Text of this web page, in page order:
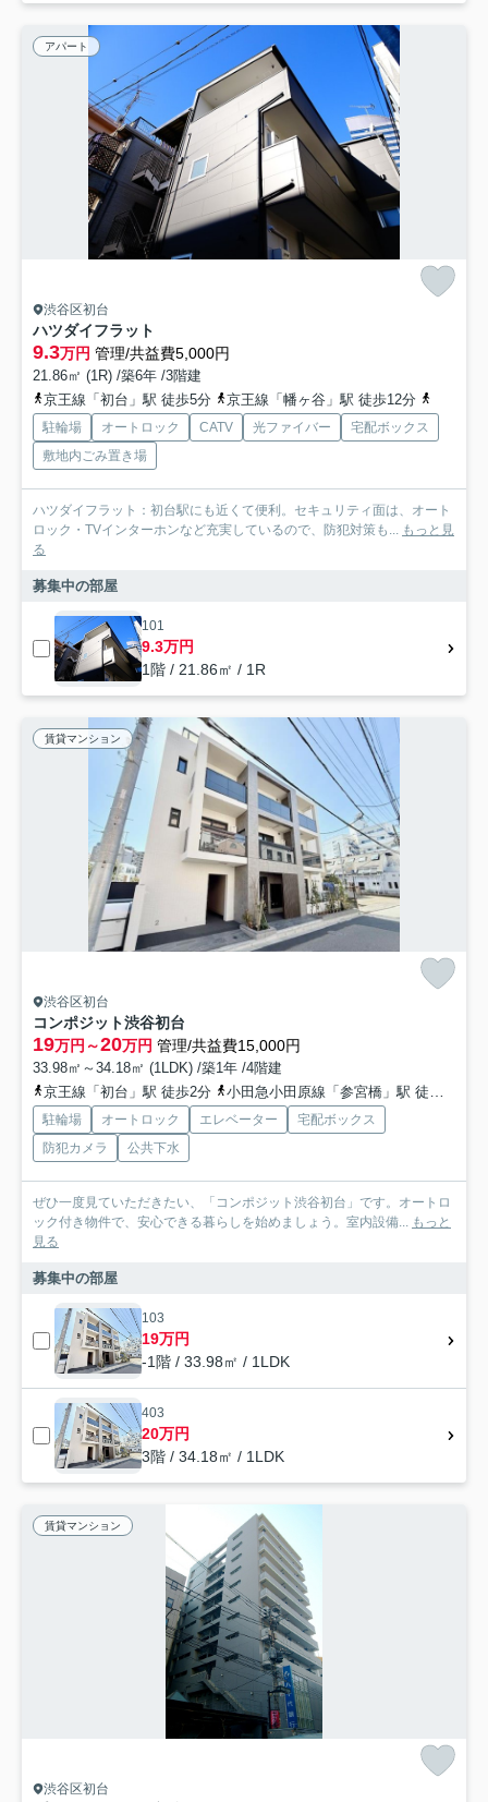
アパート
渋谷区初台
ハツダイフラット
9.3万円 管理/共益費5,000円
21.86㎡ (1R) /築6年 /3階建
京王線「初台」駅 徒歩5分
京王線「幡ヶ谷」駅 徒歩12分
駐輪場 オートロック CATV 光ファイバー
宅配ボックス
敷地内ごみ置き場
ハツダイフラット：初台駅にも近くて便利。セキュリティ面は、オート
ロック・TVインターホンなど充実しているので、防犯対策も... もっと見
る
募集中の部屋
101
9.3万円
1階 / 21.86㎡ / 1R
賃貸マンション
渋谷区初台
コンポジット渋谷初台
19万円～20万円 管理/共益費15,000円
33.98㎡～34.18㎡ (1LDK) /築1年 /4階建
京王線「初台」駅 徒歩2分
小田急小田原線「参宮橋」駅 徒歩10分
駐輪場 オートロック エレベーター
宅配ボックス
防犯カメラ
公共下水
ぜひ一度見ていただきたい、「コンポジット渋谷初台」です。オートロ
ック付き物件で、安心できる暮らしを始めましょう。室内設備... もっと
見る
募集中の部屋
103
19万円
-1階 / 33.98㎡ / 1LDK
403
20万円
3階 / 34.18㎡ / 1LDK
賃貸マンション
渋谷区初台